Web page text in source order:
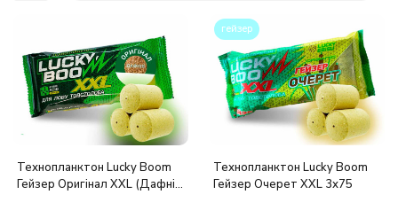
Технопланктон Lucky Boom
Гейзер Оригінал XXL (Дафнія)
гейзер
Технопланктон Lucky Boom
Гейзер Очерет XXL 3х75